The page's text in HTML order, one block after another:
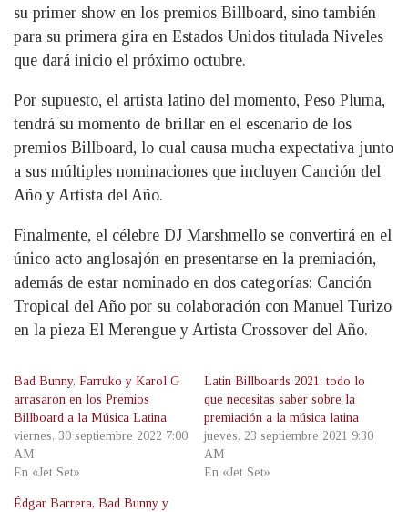
su primer show en los premios Billboard, sino también
para su primera gira en Estados Unidos titulada Niveles
que dará inicio el próximo octubre.
Por supuesto, el artista latino del momento, Peso Pluma,
tendrá su momento de brillar en el escenario de los
premios Billboard, lo cual causa mucha expectativa junto
a sus múltiples nominaciones que incluyen Canción del
Año y Artista del Año.
Finalmente, el célebre DJ Marshmello se convertirá en el
único acto anglosajón en presentarse en la premiación,
además de estar nominado en dos categorías: Canción
Tropical del Año por su colaboración con Manuel Turizo
en la pieza El Merengue y Artista Crossover del Año.
Bad Bunny, Farruko y Karol G
arrasaron en los Premios
Billboard a la Música Latina
viernes, 30 septiembre 2022 7:00
AM
En «Jet Set»
Latin Billboards 2021: todo lo
que necesitas saber sobre la
premiación a la música latina
jueves, 23 septiembre 2021 9:30
AM
En «Jet Set»
Édgar Barrera, Bad Bunny y